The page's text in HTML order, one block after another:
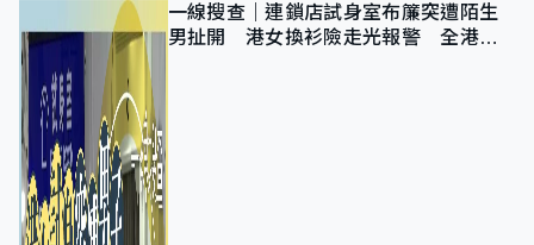
一線搜查｜連鎖店試身室布簾突遭陌生
男扯開 港女換衫險走光報警 全港分